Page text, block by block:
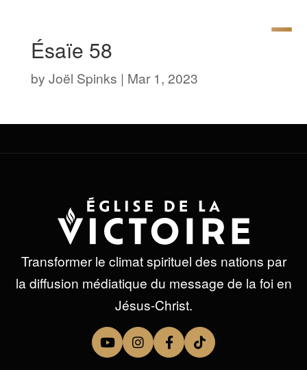
Ésaïe 58
by Joël Spinks | Mar 1, 2023
Transformer le climat spirituel des nations par
la diffusion médiatique du message de la foi en
Jésus-Christ.